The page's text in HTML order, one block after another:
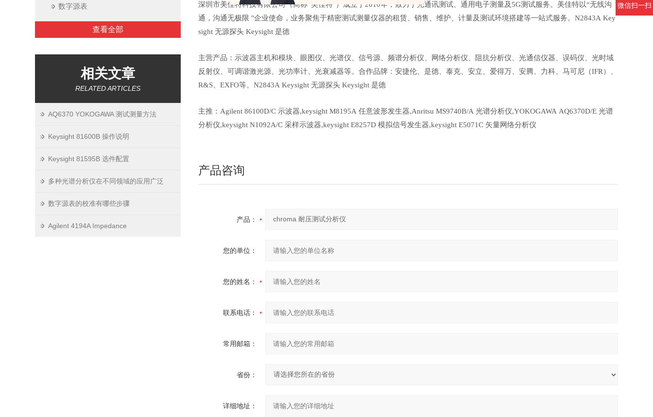
数字源表
查看全部
相关文章
RELATED ARTICLES
AQ6370 YOKOGAWA 测试测量方法
Keysight 81600B 操作说明
Keysight 81595B 选件配置
多种光谱分析仪在不同领域的应用广泛
数字源表的校准有哪些步骤
Agilent 4194A Impedance
深圳市美佳特科技有限公司（简称“美佳特"）成立于2010年，致力于光通讯测试、通用电子测量及5G测试服务。美佳特以“无线沟
通，沟通无极限 "企业使命，业务聚焦于精密测试测量仪器的租赁、销售、维护、计量及测试环境搭建等一站式服务。N2843A Key
sight 无源探头 Keysight 是德
主营产品：示波器主机和模块、眼图仪、光谱仪、信号源、频谱分析仪、网络分析仪、阻抗分析仪、光通信仪器、误码仪、光时域
反射仪、可调谐激光源、光功率计、光衰减器等。合作品牌：安捷伦、是德、泰克、安立、爱得万、安腾、力科、马可尼（IFR）、
R&S、EXFO等。N2843A Keysight 无源探头 Keysight 是德
主推：Agilent 86100D/C 示波器,keysight M8195A 任意波形发生器,Anritsu MS9740B/A 光谱分析仪,YOKOGAWA AQ6370D/E 光谱
分析仪,keysight N1092A/C 采样示波器,keysight E8257D 模拟信号发生器,keysight E5071C 矢量网络分析仪
产品咨询
产品：
您的单位：
您的姓名：
联系电话：
常用邮箱：
省份：
详细地址：
微信扫一扫